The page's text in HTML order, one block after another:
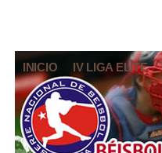
INICIO IV LIGA ELITE